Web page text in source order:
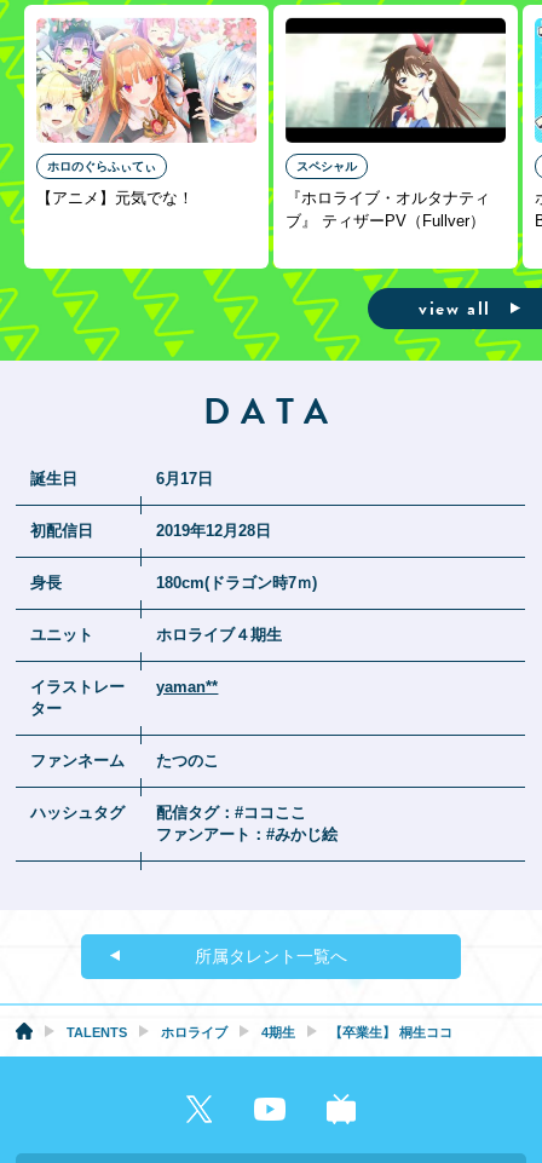
ホロのぐらふぃてぃ
【アニメ】元気でな！
スペシャル
『ホロライブ・オルタナティ
ブ』 ティザーPV（Fullver）
view all
DATA
誕生日 6月17日
初配信日 2019年12月28日
身長 180cm(ドラゴン時7ｍ)
ユニット ホロライブ４期生
イラストレー
ター
yaman**
ファンネーム たつのこ
ハッシュタグ
配信タグ：#ココここ
ファンアート：#みかじ絵
所属タレント一覧へ
TALENTS ホロライブ 4期生 【卒業生】 桐生ココ